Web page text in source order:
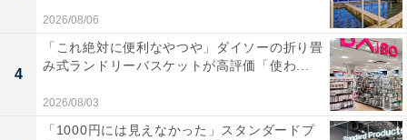
2026/08/06
4
「これ絶対に便利なやつや」ダイソーの折り畳
み式ランドリーバスケットが高評価「使わ...
2026/08/03
「1000円には見えなかった」スタンダードプ